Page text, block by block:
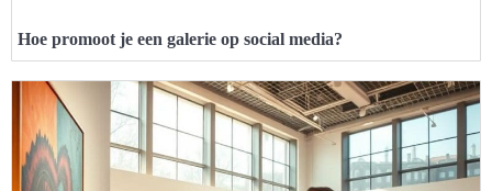
Hoe promoot je een galerie op social media?